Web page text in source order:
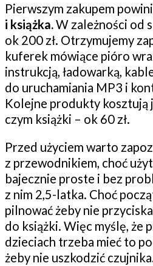
Pierwszym zakupem
i książka.W zależności od
ok 200 zł. Otrzymujemy
kuferek mówiące pióro
instrukcją, ładowarką,
do uruchamiania MP3 i
Kolejne produkty kosztują
czym książki – ok 60 zł.
Przed użyciem warto
z przewodnikiem, choć
bajecznie proste i bez
z nim 2,5-latka. Choć
pilnować żeby nie
do książki. Więc myślę, że
dzieciach trzeba mieć to
żeby nie uszkodzić